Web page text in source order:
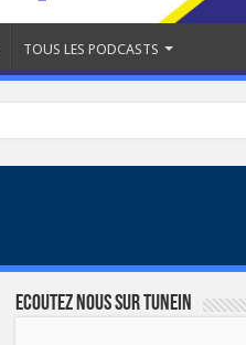
TOUS LES PODCASTS
Ecoutez nous sur TuneIn